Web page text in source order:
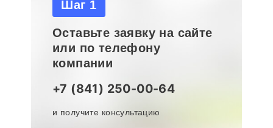
Шаг 1
Оставьте заявку на сайте
или по телефону
компании
+7 (841) 250-00-64
и получите консультацию